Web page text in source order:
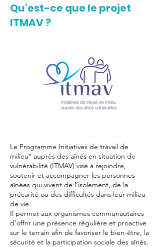
Qu’est-ce que le projet
ITMAV ?
Le Programme Initiatives de travail de
milieu* auprès des aînés en situation de
vulnérabilité (ITMAV) vise à rejoindre,
soutenir et accompagner les personnes
aînées qui vivent de l’isolement, de la
précarité ou des difficultés dans leur milieu
de vie.
Il permet aux organismes communautaires
d’offrir une présence régulière et proactive
sur le terrain afin de favoriser le bien-être, la
sécurité et la participation sociale des aînés.